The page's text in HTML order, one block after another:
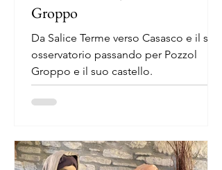
Groppo
Da Salice Terme verso Casasco e il suo
osservatorio passando per Pozzol
Groppo e il suo castello.